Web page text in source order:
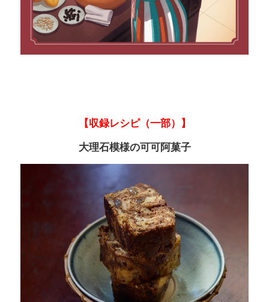
【収録レシピ（一部）】
大理石模様の可可阿菓子